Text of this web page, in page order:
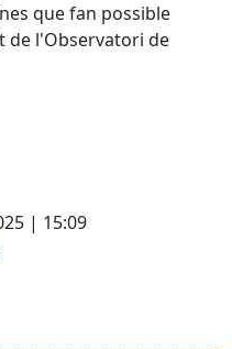
que fan possible
de l'Observatori de
| 15:09